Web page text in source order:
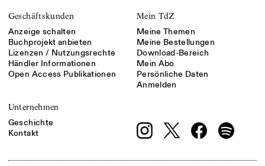
Geschäftskunden
Anzeige schalten
Buchprojekt anbieten
Lizenzen / Nutzungsrechte
Händler Informationen
Open Access Publikationen
Mein TdZ
Meine Themen
Meine Bestellungen
Download-Bereich
Mein Abo
Persönliche Daten
Anmelden
Unternehmen
Geschichte
Kontakt